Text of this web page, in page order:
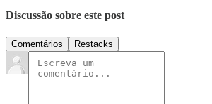
Discussão sobre este post
Comentários Restacks